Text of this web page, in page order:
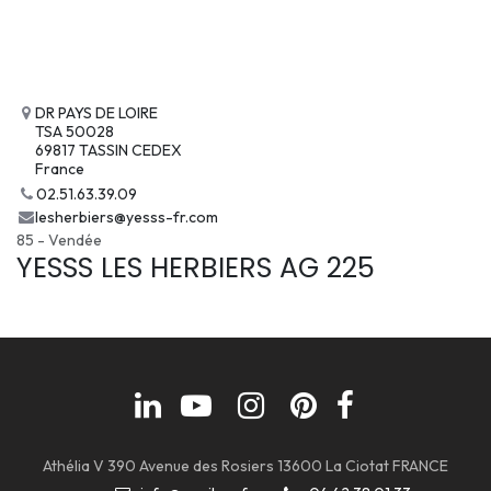
DR PAYS DE LOIRE
TSA 50028
69817 TASSIN CEDEX
France
02.51.63.39.09
lesherbiers@yesss-fr.com
85 - Vendée
YESSS LES HERBIERS AG 225
Athélia V 390 Avenue des Rosiers 13600 La Ciotat FRANCE